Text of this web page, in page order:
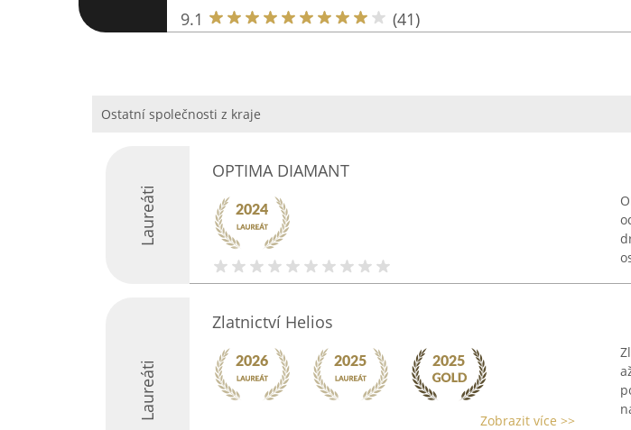
9.1 (41)
Ostatní společnosti z kraje
Laureáti
OPTIMA DIAMANT
Laureáti
Zlatnictví Helios
Zobrazit více >>